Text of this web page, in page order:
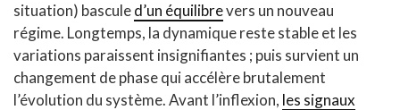
situation) basculed’un équilibrevers un nouveau
régime. Longtemps, la dynamique reste stable et les
variations paraissent insignifiantes ; puis survient un
changement de phase qui accélère brutalement
l’évolution du système. Avant l’inflexion, les signaux